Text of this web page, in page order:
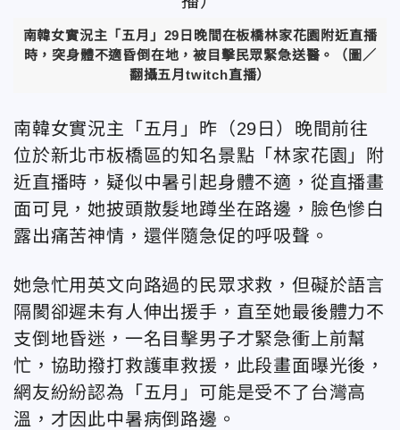
南韓女實況主「五月」29日晚間在板橋林家花園附近直播
時，突身體不適昏倒在地，被目擊民眾緊急送醫。（圖／
翻攝五月twitch直播）
南韓女實況主「五月」昨（29日）晚間前往
位於新北市板橋區的知名景點「林家花園」附
近直播時，疑似中暑引起身體不適，從直播畫
面可見，她披頭散髮地蹲坐在路邊，臉色慘白
露出痛苦神情，還伴隨急促的呼吸聲。
她急忙用英文向路過的民眾求救，但礙於語言
隔閡卻遲未有人伸出援手，直至她最後體力不
支倒地昏迷，一名目擊男子才緊急衝上前幫
忙，協助撥打救護車救援，此段畫面曝光後，
網友紛紛認為「五月」可能是受不了台灣高
溫，才因此中暑病倒路邊。